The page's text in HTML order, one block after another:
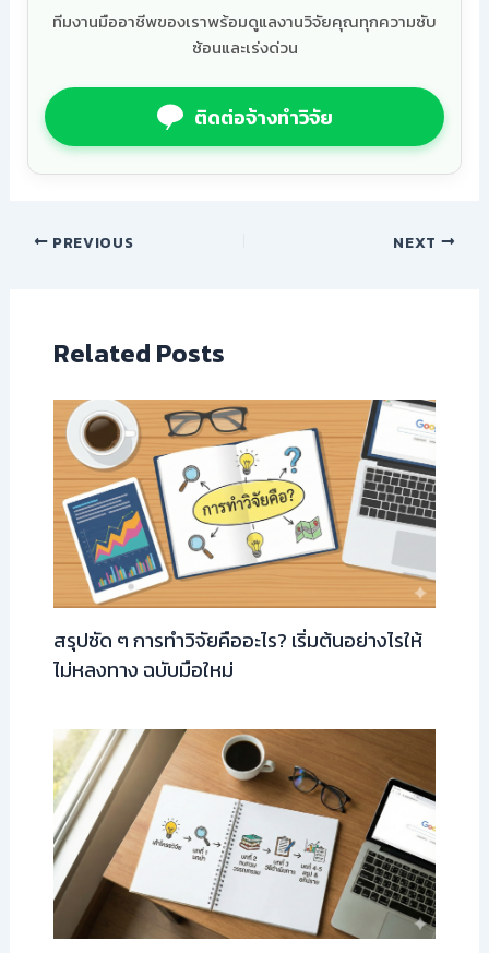
ทีมงานมืออาชีพของเราพร้อมดูแลงานวิจัยคุณทุกความซับ
ซ้อนและเร่งด่วน
ติดต่อจ้างทำวิจัย
PREVIOUS NEXT
Related Posts
สรุปชัด ๆ การทำวิจัยคืออะไร? เริ่มต้นอย่างไรให้
ไม่หลงทาง ฉบับมือใหม่